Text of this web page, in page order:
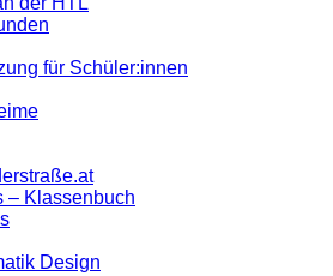
für Schüler:innen
– Klassenbuch
Design